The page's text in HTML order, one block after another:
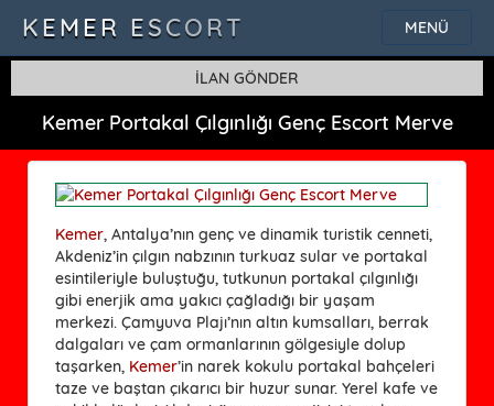
MENÜ
KEMER ESCORT
İLAN GÖNDER
Kemer Portakal Çılgınlığı Genç Escort Merve
Kemer, Antalya’nın genç ve dinamik turistik cenneti,
Akdeniz’in çılgın nabzının turkuaz sular ve portakal
esintileriyle buluştuğu, tutkunun portakal çılgınlığı
gibi enerjik ama yakıcı çağladığı bir yaşam
merkezi. Çamyuva Plajı’nın altın kumsalları, berrak
dalgaları ve çam ormanlarının gölgesiyle dolup
taşarken, Kemer’in narek kokulu portakal bahçeleri
taze ve baştan çıkarıcı bir huzur sunar. Yerel kafe ve